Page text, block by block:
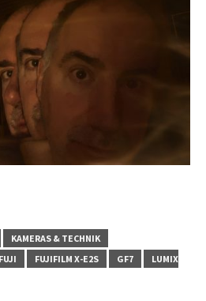
KAMERAS & TECHNIK
FUJI FUJIFILM X-E2S GF7
LUMIX